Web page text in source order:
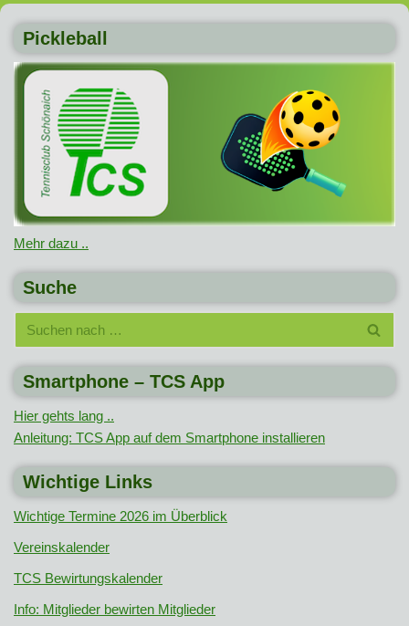
Pickleball
Mehr dazu ..
Suche
Smartphone – TCS App
Hier gehts lang ..
Anleitung: TCS App auf dem Smartphone installieren
Wichtige Links
Wichtige Termine 2026 im Überblick
Vereinskalender
TCS Bewirtungskalender
Info: Mitglieder bewirten Mitglieder